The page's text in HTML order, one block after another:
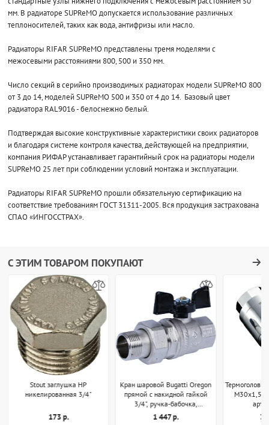
мм. В радиаторе SUPReMO допускается использование различных
теплоносителей, таких как вода, антифризы или масло.
Радиаторы RIFAR SUPReMO представлены тремя моделями с
межосевыми расстояниями 800, 500 и 350 мм.
Число секций в серийно производимых радиаторах модели SUPReMO 800
от 3 до 14, моделей SUPReMO 500 и 350 от 4 до 14. Базовый цвет
радиатора RAL9016 - белоснежно белый.
Подтверждая высокие конструктивные характеристики своих радиаторов
и благодаря системе контроля качества, действующей на предприятии,
компания РИФАР устанавливает гарантийный срок на радиаторы модели
SUPReMO 25 лет при соблюдении условий монтажа и эксплуатации.
Радиаторы RIFAR SUPReMO прошли обязательную сертификацию на
соответствие требованиям ГОСТ 31311-2005. Вся продукция застрахована
СПАО «ИНГОССТРАХ».
С ЭТИМ ТОВАРОМ ПОКУПАЮТ
Stout заглушка НР
никелированная 3/4"
173 р.
Кран шаровой Bugatti Oregon
прямой с накидной гайкой
3/4", ручка-бабочка,
арт.03220032
1 447 р.
M30x1,5
3